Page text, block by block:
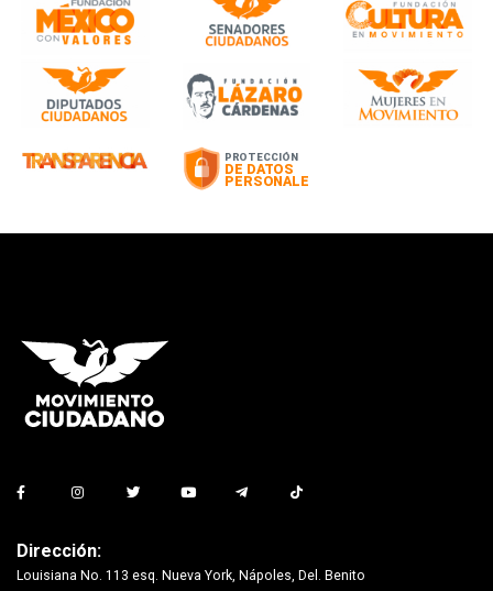
Dirección:
Louisiana No. 113 esq. Nueva York, Nápoles, Del. Benito